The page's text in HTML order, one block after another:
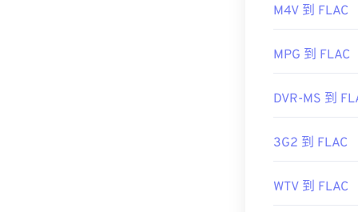
解碼。最後，
開發者：
初始發布：
https://
M4V 到 FLAC
MPG 到 FLAC
DVR-MS 到
3G2 到 FLAC
WTV 到 FLAC